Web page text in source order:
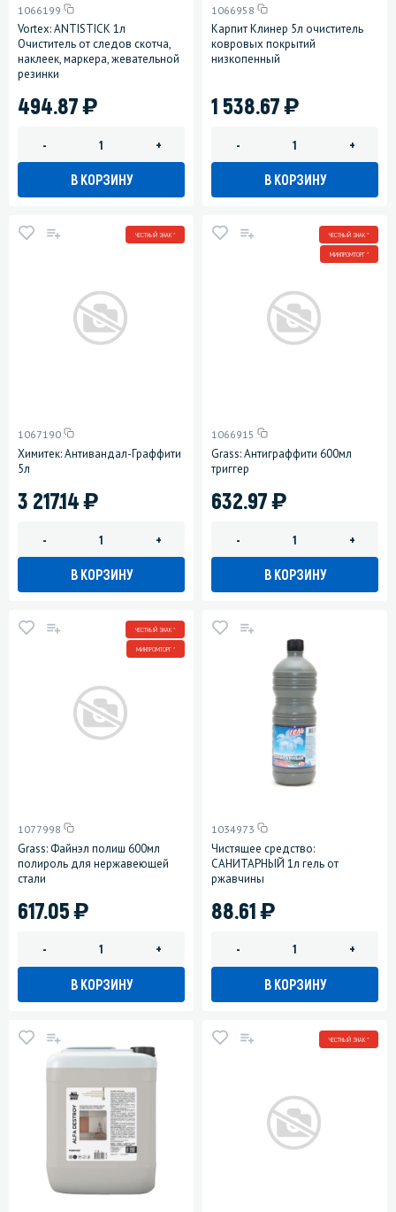
1066199
Vortex: ANTISTICK 1л
Очиститель от следов скотча,
наклеек, маркера, жевательной
резинки
494.87)
- +
В КОРЗИНУ
1066958
Карпит Клинер 5л очиститель
ковровых покрытий
низкопенный
1 538.67)
- +
В КОРЗИНУ
ЧЕСТНЫЙ ЗНАК *
1067190
Химитек: Антивандал-Граффити
5л
3 217.14)
- +
В КОРЗИНУ
ЧЕСТНЫЙ ЗНАК *
МИНПРОМТОРГ *
1066915
Grass: Антиграффити 600мл
триггер
632.97)
- +
В КОРЗИНУ
ЧЕСТНЫЙ ЗНАК *
МИНПРОМТОРГ *
1077998
Grass: Файнэл полиш 600мл
полироль для нержавеющей
стали
617.05)
- +
В КОРЗИНУ
1034973
Чистящее средство:
САНИТАРНЫЙ 1л гель от
ржавчины
88.61)
- +
В КОРЗИНУ
ЧЕСТНЫЙ ЗНАК *